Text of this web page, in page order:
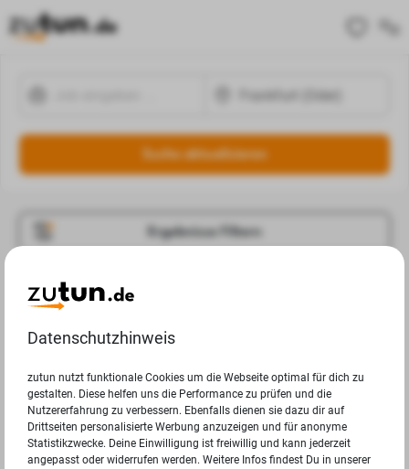
Suche aktualisieren
Ergebnisse Filtern
Jobangebote
Ergebnisse.
Datenschutzhinweis
zutun nutzt funktionale Cookies um die Webseite optimal für dich zu
gestalten. Diese helfen uns die Performance zu prüfen und die
Nutzererfahrung zu verbessern. Ebenfalls dienen sie dazu dir auf
Drittseiten personalisierte Werbung anzuzeigen und für anonyme
Statistikzwecke. Deine Einwilligung ist freiwillig und kann jederzeit
angepasst oder widerrufen werden. Weitere Infos findest Du in unserer